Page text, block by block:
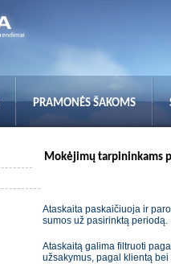
PRAMONĖS ŠAKOMS
Mokėjimų tarpininkams
Ataskaita paskaičiuoja ir
sumos už pasirinktą periodą.
Ataskaitą galima filtruoti
užsakymus, pagal klientą